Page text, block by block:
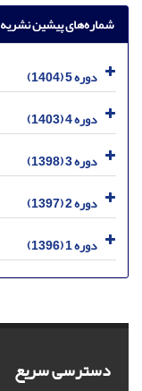
شماره‌های پیشین نشریه
دوره 5 (1404)
دوره 4 (1403)
دوره 3 (1398)
دوره 2 (1397)
دوره 1 (1396)
دسترسی سریع